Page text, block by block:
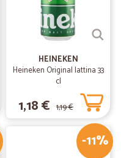
HEINEKEN
Heineken Original lattina 33
cl
1,18 € 1,19 €
-11%